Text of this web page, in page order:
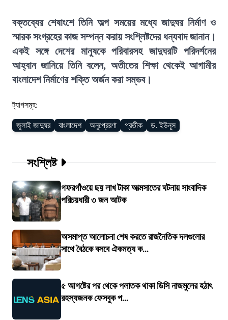
বক্তব্যের শেষাংশে তিনি অল্প সময়ের মধ্যে জাদুঘর নির্মাণ ও
স্মারক সংগ্রহের কাজ সম্পন্ন করায় সংশ্লিষ্টদের ধন্যবাদ জানান।
একই সঙ্গে দেশের মানুষকে পরিবারসহ জাদুঘরটি পরিদর্শনের
আহ্বান জানিয়ে তিনি বলেন, অতীতের শিক্ষা থেকেই আগামীর
বাংলাদেশ নির্মাণের শক্তি অর্জন করা সম্ভব।
ট্যাগসমূহ:
জুলাই জাদুঘর বাংলাদেশ অনুপ্রেরণা প্রতীক ড. ইউনূস
সংশ্লিষ্ট
গফরগাঁওয়ে ছয় লাখ টাকা আত্মসাতের ঘটনায় সাংবাদিক
পরিচয়ধারী ৩ জন আটক
অসমাপ্ত আলোচনা শেষ করতে রাজনৈতিক দলগুলোর
সাথে বৈঠকে বসবে ঐকমত্য ক...
৫ আগষ্টের পর থেকে পলাতক থাকা ডিসি নাজমুলের হঠাৎ
রহস্যজনক ফেসবুক প...